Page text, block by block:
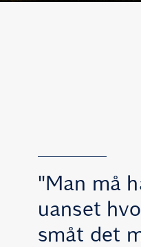
"Man må
uanset
småt det